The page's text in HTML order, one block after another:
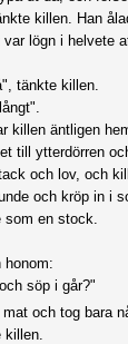
killen. Han
var lögn i helvete
tänkte killen.
killen äntligen
till ytterdörren
och lov, och
och kröp in i
som en stock.
honom:
söp i går?"
och tog bara
killen.